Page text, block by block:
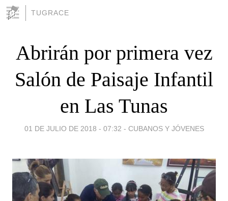
TUGRACE
Abrirán por primera vez
Salón de Paisaje Infantil
en Las Tunas
01 DE JULIO DE 2018 - 07:32 - CUBANOS Y JÓVENES